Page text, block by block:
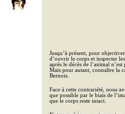
Jusqu’à présent, pour
d’ouvrir le corps et inspecter
après le décès de l’animal
Mais pour autant, connaître la
Bernois.
Face à cette contrariété, nous
que possible par le biais de
que le corps reste intact.